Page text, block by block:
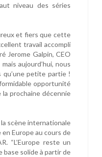
niveau des séries
et fiers que cette
travail accompli
Jerome Galpin, CEO
aujourd’hui, nous
qu’une petite partie !
opportunité
prochaine décennie
la scène internationale
Europe au cours de
“L’Europe reste un
base solide à partir de